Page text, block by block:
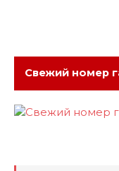
Свежий номер